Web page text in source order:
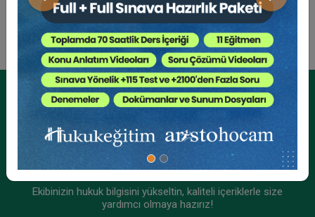
Tüketici Hukuku Enstitüsü
Kurumsal Üyelikler İçin
Kurumsal Teklif Alın
Ekibinizin hukuk bilgisini yükseltin, kaliteli içeriklerle size
yardımcı olmaya hazırız!